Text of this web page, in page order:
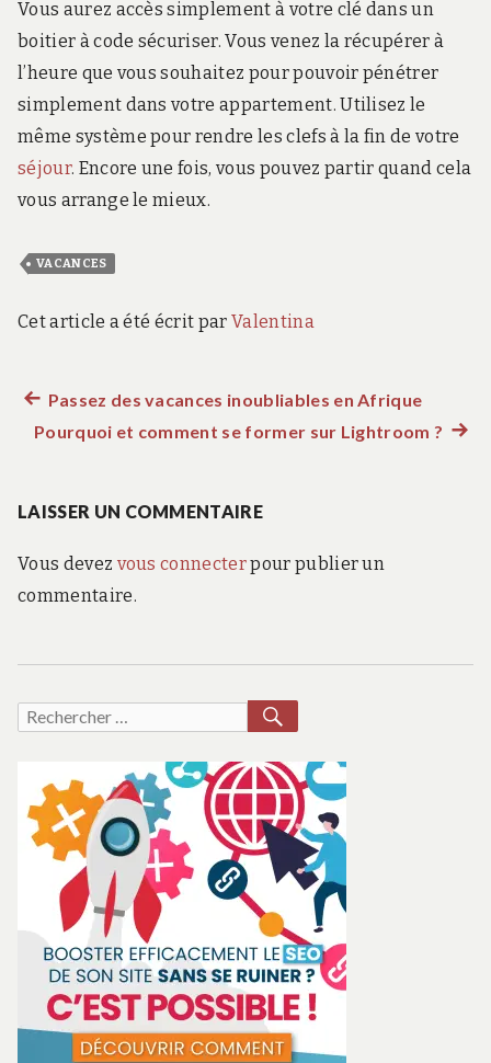
Vous aurez accès simplement à votre clé dans un
boitier à code sécuriser. Vous venez la récupérer à
l’heure que vous souhaitez pour pouvoir pénétrer
simplement dans votre appartement. Utilisez le
même système pour rendre les clefs à la fin de votre
séjour. Encore une fois, vous pouvez partir quand cela
vous arrange le mieux.
VACANCES
Cet article a été écrit par Valentina
Navigation
l’article
Article
précédent :
Passez des vacances inoubliables en Afrique
Pourquoi et comment se former sur Lightroom ?
LAISSER UN COMMENTAIRE
Vous devez vous connecterpour publier un
commentaire.
Recherche